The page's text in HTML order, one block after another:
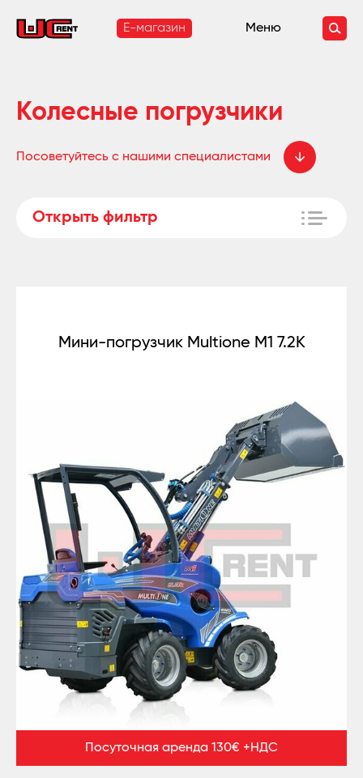
E-магазин Меню
Колесные погрузчики
Посоветуйтесь с нашими специалистами
Открыть фильтр
Мини-погрузчик Multione M1 7.2K
Посуточная аренда 130€ +НДС